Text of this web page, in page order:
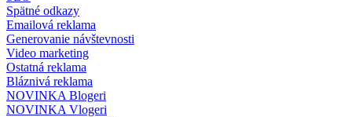
Spätné odkazy
Emailová reklama
Generovanie návštevnosti
Video marketing
Ostatná reklama
Bláznivá reklama
NOVINKA Blogeri
NOVINKA Vlogeri